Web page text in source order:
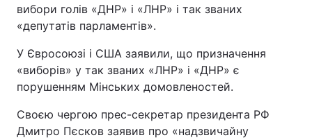
вибори голів «ДНР» і «ЛНР» і так званих
«депутатів парламентів».
У Євросоюзі і США заявили, що призначення
«виборів» у так званих «ЛНР» і «ДНР» є
порушенням Мінських домовленостей.
Своєю чергою прес-секретар президента РФ
Дмитро Пєсков заявив про «надзвичайну